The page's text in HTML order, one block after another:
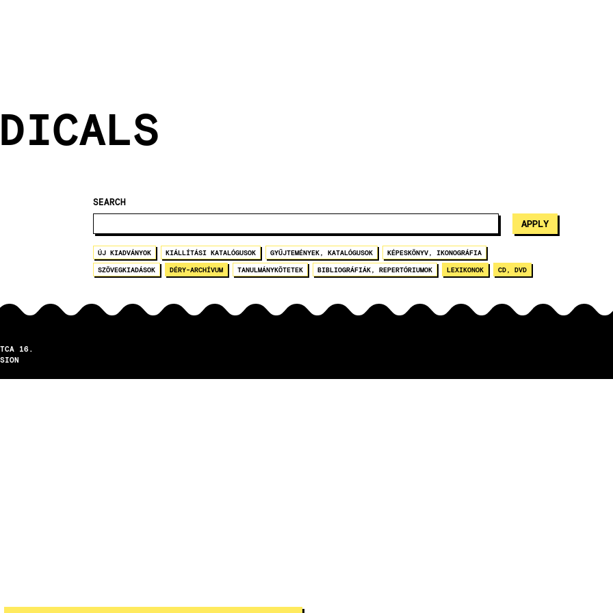
SEARCH
ÚJ KIADVÁNYOK KIÁLLÍTÁSI KATALÓGUSOK GYŰJTEMÉNYEK, KATALÓGUSOK KÉPESKÖNYV, IKONOGRÁFIA
SZÖVEGKIADÁSOK DÉRY-ARCHÍVUM TANULMÁNYKÖTETEK BIBLIOGRÁFIÁK, REPERTÓRIUMOK LEXIKONOK CD, DVD
16.